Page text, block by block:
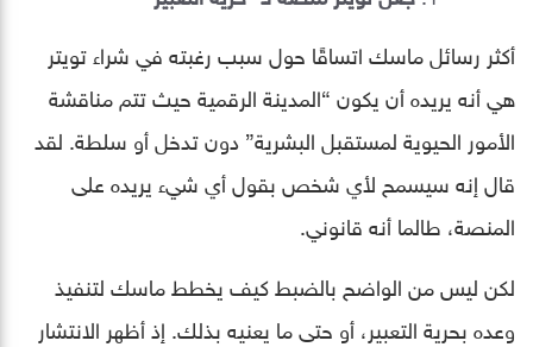
أكثر رسائل ماسك اتساقًا حول سبب رغبته في شراء تويتر
هي أنه يريده أن يكون “المدينة الرقمية حيث تتم مناقشة
الأمور الحيوية لمستقبل البشرية” دون تدخل أو سلطة. لقد
قال إنه سيسمح لأي شخص بقول أي شيء يريده على
المنصة، طالما أنه قانوني.
لكن ليس من الواضح بالضبط كيف يخطط ماسك لتنفيذ
وعده بحرية التعبير، أو حتى ما يعنيه بذلك. إذ أظهر الانتشار